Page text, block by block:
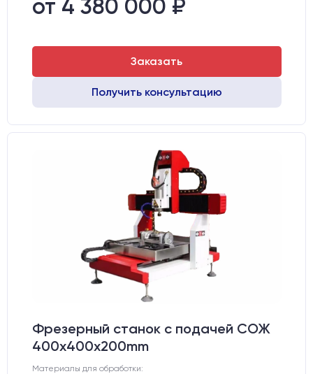
от 4 380 000 ₽
Заказать
Получить консультацию
Фрезерный станок с подачей СОЖ
400x400x200mm
Материалы для обработки: